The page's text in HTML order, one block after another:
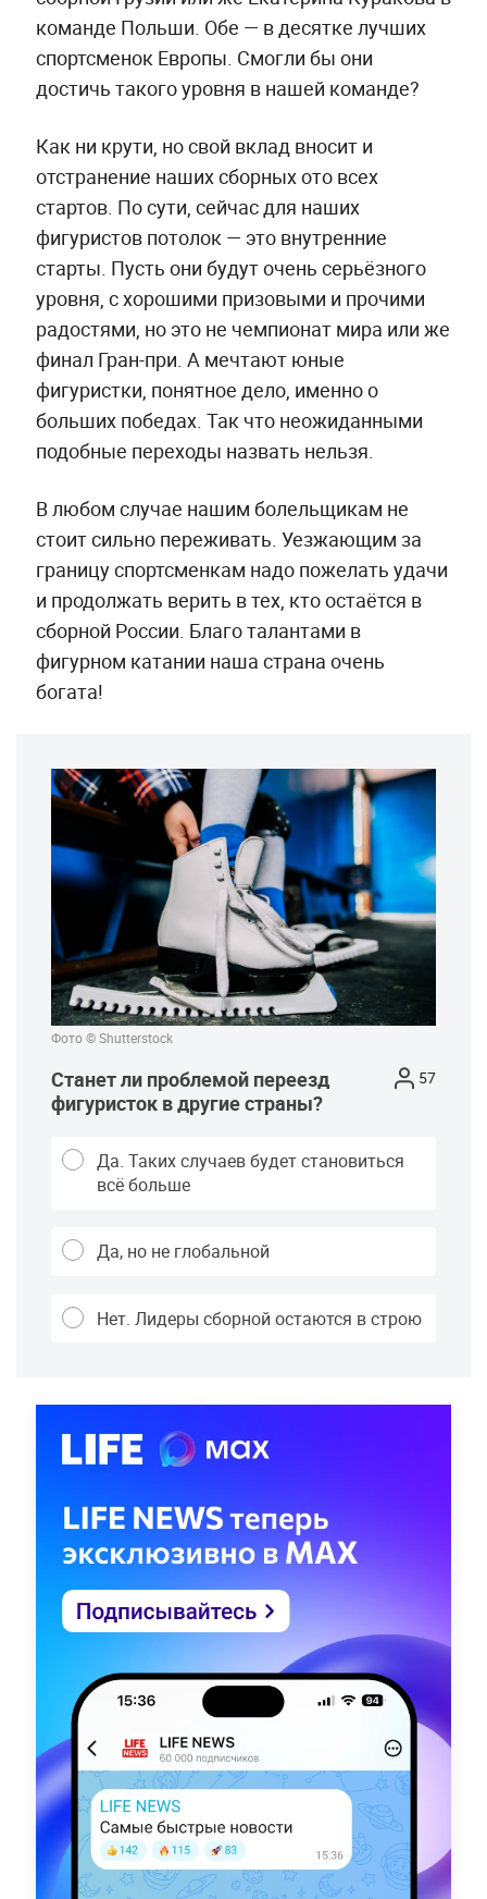
команде Польши. Обе — в десятке лучших
спортсменок Европы. Смогли бы они
достичь такого уровня в нашей команде?
Как ни крути, но свой вклад вносит и
отстранение наших сборных ото всех
стартов. По сути, сейчас для наших
фигуристов потолок — это внутренние
старты. Пусть они будут очень серьёзного
уровня, с хорошими призовыми и прочими
радостями, но это не чемпионат мира или же
финал Гран-при. А мечтают юные
фигуристки, понятное дело, именно о
больших победах. Так что неожиданными
подобные переходы назвать нельзя.
В любом случае нашим болельщикам не
стоит сильно переживать. Уезжающим за
границу спортсменкам надо пожелать удачи
и продолжать верить в тех, кто остаётся в
сборной России. Благо талантами в
фигурном катании наша страна очень
богата!
Фото © Shutterstock
Станет ли проблемой переезд
фигуристок в другие страны?
57
Да. Таких случаев будет становиться
всё больше
Да, но не глобальной
Нет. Лидеры сборной остаются в строю